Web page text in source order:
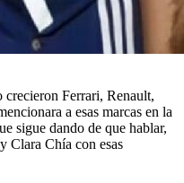
crecieron Ferrari, Renault,
a esas marcas en la
sigue dando de que hablar,
Clara Chía con esas